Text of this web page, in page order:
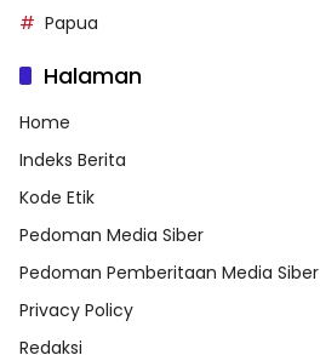
Papua
Halaman
Home
Indeks Berita
Kode Etik
Pedoman Media Siber
Pedoman Pemberitaan Media Siber
Privacy Policy
Redaksi